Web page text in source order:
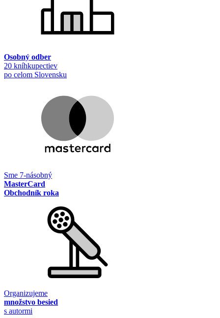
Osobný odber
20 kníhkupectiev
po celom Slovensku
Sme 7-násobný
MasterCard
Obchodník roka
Organizujeme
množstvo besied
s autormi